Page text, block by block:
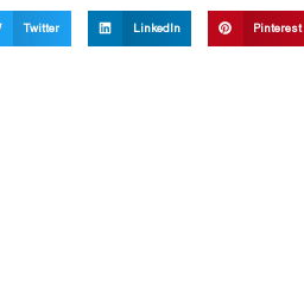
Twitter LinkedIn Pinterest